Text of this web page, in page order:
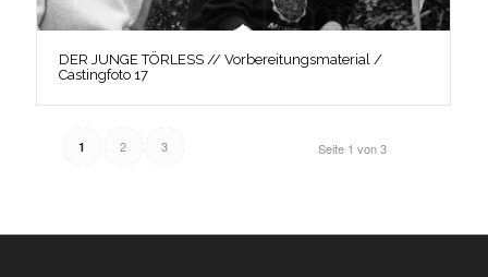
DER JUNGE TÖRLESS // Vorbereitungsmaterial /
Castingfoto 17
Seite 1 von 3
1 2 3